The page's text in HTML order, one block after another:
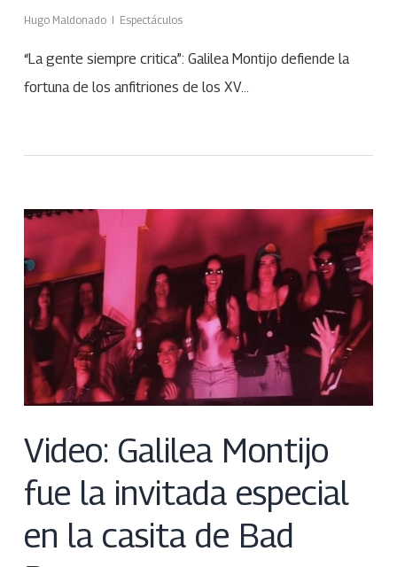
Hugo Maldonado Espectáculos
“La gente siempre critica”: Galilea Montijo defiende la
fortuna de los anfitriones de los XV…
Video: Galilea Montijo
fue la invitada especial
en la casita de Bad